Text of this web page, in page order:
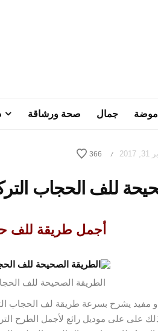
موضة جمال صحة ورشاقة
/
366
للف الحجاب
أجمل طريقة للف
الطريقة الصحيحة للف
و مفيد يشرح بسرعة طريقة لف الحجاب
على على موديل رائع لأجمل الطرح